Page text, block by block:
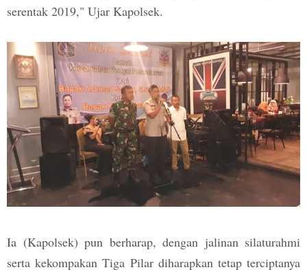
serentak 2019," Ujar Kapolsek.
Ia (Kapolsek) pun berharap, dengan jalinan silaturahmi
serta kekompakan Tiga Pilar diharapkan tetap terciptanya